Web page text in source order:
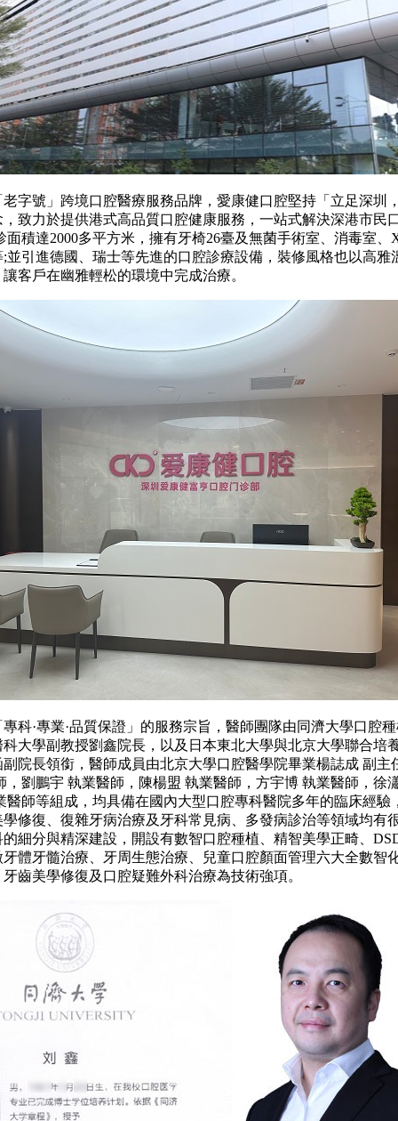
號」跨境口腔醫療服務品牌，愛康健口腔堅持「立足深圳
致力於提供港式高品質口腔健康服務，一站式解決深港市民
面積達2000多平方米，擁有牙椅26臺及無菌手術室、消毒室、
並引進德國、瑞士等先進的口腔診療設備，裝修風格也以高雅
客戶在幽雅輕松的環境中完成治療。
·專業·品質保證」的服務宗旨，醫師團隊由同濟大學口腔種
大學副教授劉鑫院長，以及日本東北大學與北京大學聯合培
院長領銜，醫師成員由北京大學口腔醫學院畢業楊誌成 副主
，劉鵬宇 執業醫師，陳楊盟 執業醫師，方宇博 執業醫師，徐
醫師等組成，均具備在國內大型口腔專科醫院多年的臨床經驗
修復、復雜牙病治療及牙科常見病、多發病診治等領域均有
細分與精深建設，開設有數智口腔種植、精智美學正畸、
體牙髓治療、牙周生態治療、兒童口腔顏面管理六大全數智
齒美學修復及口腔疑難外科治療為技術強項。